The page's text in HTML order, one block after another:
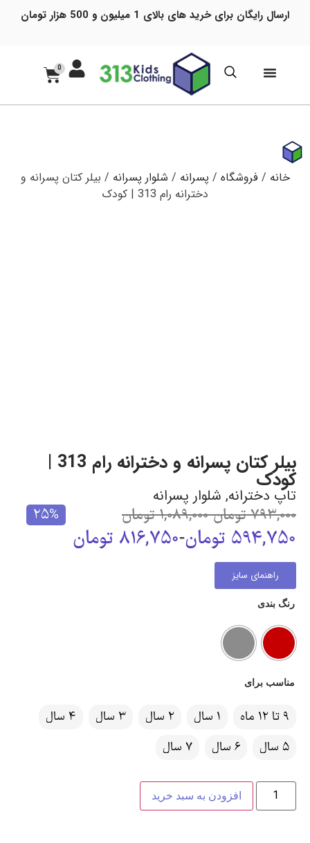
ارسال رایگان برای خرید های بالای 1 میلیون و 500 هزار تومان
0
خانه /فروشگاه / پسرانه / شلوار پسرانه / بیلر کتان پسرانه و
دخترانه رام 313 | کودک
بیلر کتان پسرانه و دخترانه رام 313 |
کودک
تاپ دخترانه, شلوار پسرانه
793,000 تومان-
1,089,000 تومان
594,750 تومان-
816,750 تومان
25%
راهنمای سایز
رنگ بندی
مناسب برای
9 تا 12 ماه 1 سال 2 سال 3 سال
4 سال
5 سال
6 سال 7 سال
افزودن به سبد خرید